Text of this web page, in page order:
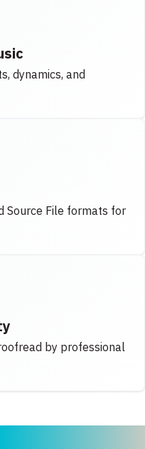
dynamics, and
Source File formats for
by professional